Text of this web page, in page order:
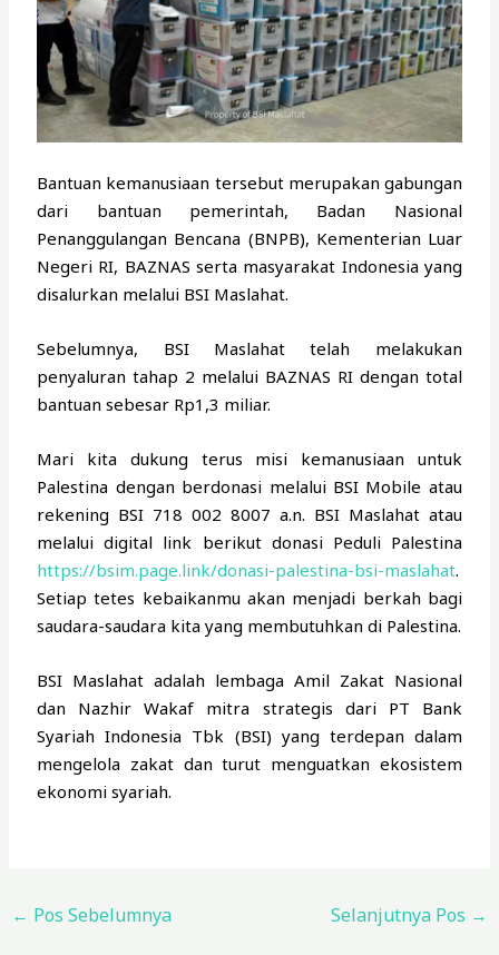
Bantuan kemanusiaan tersebut merupakan gabungan
dari bantuan pemerintah, Badan Nasional
Penanggulangan Bencana (BNPB), Kementerian Luar
Negeri RI, BAZNAS serta masyarakat Indonesia yang
disalurkan melalui BSI Maslahat.
Sebelumnya, BSI Maslahat telah melakukan
penyaluran tahap 2 melalui BAZNAS RI dengan total
bantuan sebesar Rp1,3 miliar.
Mari kita dukung terus misi kemanusiaan untuk
Palestina dengan berdonasi melalui BSI Mobile atau
rekening BSI 718 002 8007 a.n. BSI Maslahat atau
melalui digital link berikut donasi Peduli Palestina
https://bsim.page.link/donasi-palestina-bsi-maslahat.
Setiap tetes kebaikanmu akan menjadi berkah bagi
saudara-saudara kita yang membutuhkan di Palestina.
BSI Maslahat adalah lembaga Amil Zakat Nasional
dan Nazhir Wakaf mitra strategis dari PT Bank
Syariah Indonesia Tbk (BSI) yang terdepan dalam
mengelola zakat dan turut menguatkan ekosistem
ekonomi syariah.
← Pos Sebelumnya Selanjutnya Pos →